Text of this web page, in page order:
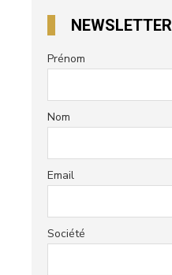
NEWSLETTER
Prénom
Nom
Email
Société